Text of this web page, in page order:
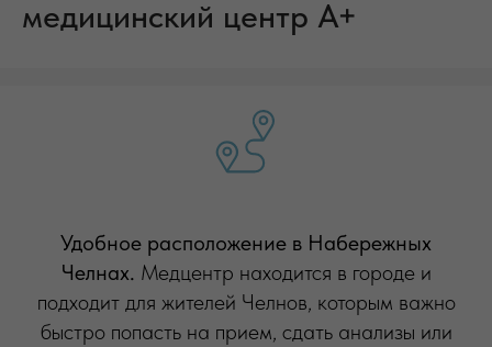
медицинский центр А+
Удобное расположение в Набережных
Челнах. Медцентр находится в городе и
подходит для жителей Челнов, которым важно
быстро попасть на прием, сдать анализы или